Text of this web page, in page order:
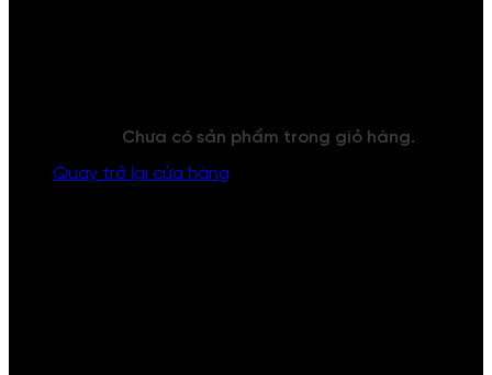
Chưa có sản phẩm trong giỏ hàng.
Quay trở lại cửa hàng